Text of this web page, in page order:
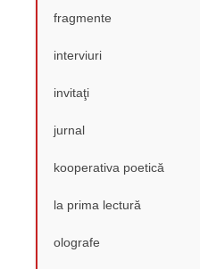
fragmente
interviuri
invitaţi
jurnal
kooperativa poetică
la prima lectură
olografe